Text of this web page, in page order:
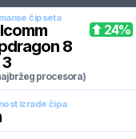
čipseta
8
procesora)
24%
izrade čipa